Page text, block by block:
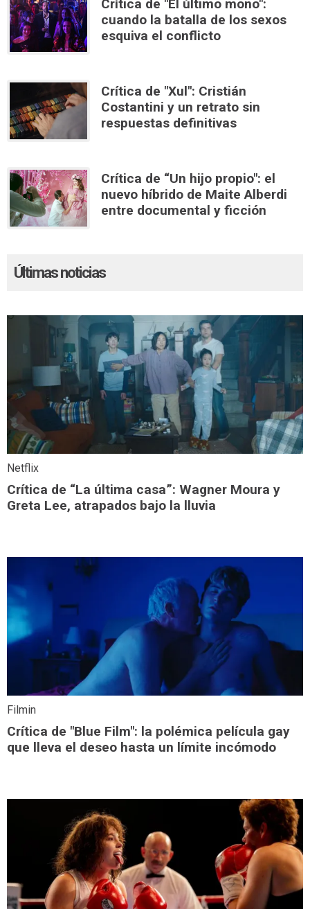
Crítica de "El último mono":
cuando la batalla de los sexos
esquiva el conflicto
Crítica de "Xul": Cristián
Costantini y un retrato sin
respuestas definitivas
Crítica de “Un hijo propio": el
nuevo híbrido de Maite Alberdi
entre documental y ficción
Últimas noticias
Netflix
Crítica de “La última casa”: Wagner Moura y
Greta Lee, atrapados bajo la lluvia
Filmin
Crítica de "Blue Film": la polémica película gay
que lleva el deseo hasta un límite incómodo